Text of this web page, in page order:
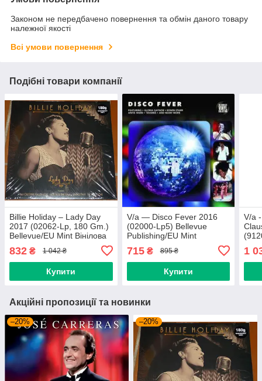
Законом не передбачено повернення та обмін даного товару
належної якості
Всі умови повернення
Подібні товари компанії
Billie Holiday – Lady Day
2017 (02062-Lp, 180 Gm.)
Bellevue/EU Mint Вінілова
832 ₴ 1 042 ₴
Купити
V/a — Disco Fever 2016
(02000-Lp5) Bellevue
Publishing/EU Mint
(art.238991)
715₴ 895 ₴
Купити
V/a
1
Акційні пропозиції та новинки
–20% –20%